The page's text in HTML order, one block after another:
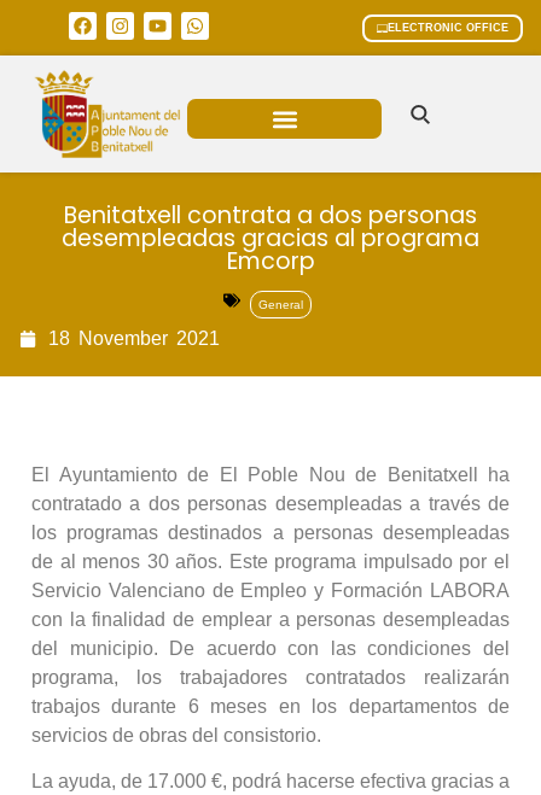
ELECTRONIC OFFICE
Benitatxell contrata a dos personas
desempleadas gracias al programa
Emcorp
General
18 November 2021
El Ayuntamiento de El Poble Nou de Benitatxell ha
contratado a dos personas desempleadas a través de
los programas destinados a personas desempleadas
de al menos 30 años. Este programa impulsado por el
Servicio Valenciano de Empleo y Formación LABORA
con la finalidad de emplear a personas desempleadas
del municipio. De acuerdo con las condiciones del
programa, los trabajadores contratados realizarán
trabajos durante 6 meses en los departamentos de
servicios de obras del consistorio.
La ayuda, de 17.000 €, podrá hacerse efectiva gracias a